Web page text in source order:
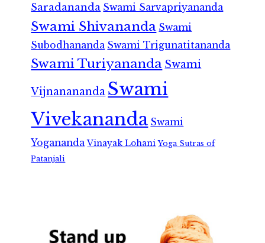
Saradananda Swami Sarvapriyananda
Swami Shivananda Swami
Subodhananda Swami Trigunatitananda
Swami Turiyananda Swami
Vijnanananda Swami
Vivekananda Swami
Yogananda Vinayak Lohani Yoga Sutras of
Patanjali